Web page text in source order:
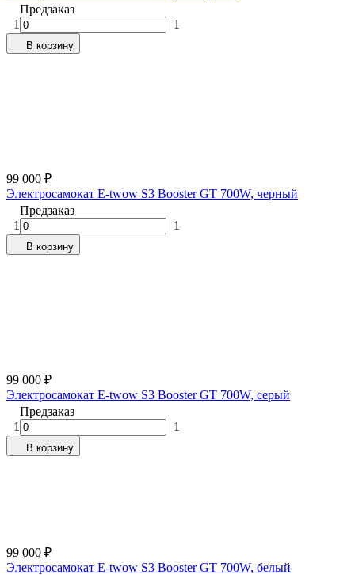
Предзаказ
1
1
В корзину
99 000 ₽
Электросамокат E-twow S3 Booster GT 700W, черный
Предзаказ
1
1
В корзину
99 000 ₽
Электросамокат E-twow S3 Booster GT 700W, серый
Предзаказ
1
1
В корзину
99 000 ₽
Электросамокат E-twow S3 Booster GT 700W, белый